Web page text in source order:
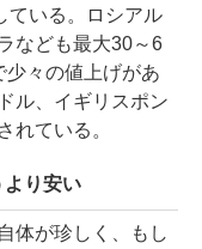
ている。ロシアル
なども最大30～6
々の値上げがあ
ル、イギリスポン
れている。
り安い
体が珍しく、もし